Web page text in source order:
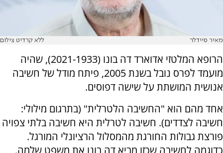
מאיר סיידלר ללא קרדיט צילום
הרופא המלטזי אדוארד דה בונו (2021-1933), שהיה
מועמד לפרס נובל בשנת 2005, פיתח מודל של חשיבה
אנושית המושתת על שישה דפוסים.
אחד מהם הוא "החשיבה הלטרלית" (בתרגום מילולי:
חשיבה לצדדים). חשיבה לטרלית היא חשיבה בלתי צפויה
פורצת גבולות החורגת מהמסלול הרציונלי המורגל.